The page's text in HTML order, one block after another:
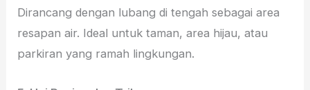
Dirancang dengan lubang di tengah sebagai area
resapan air. Ideal untuk taman, area hijau, atau
parkiran yang ramah lingkungan.